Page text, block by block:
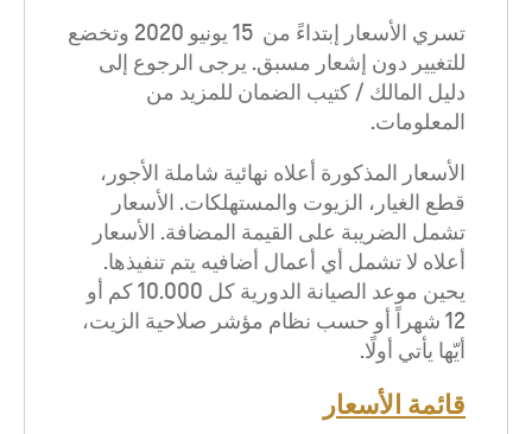
تسري الأسعار إبتداءً من 15 يونيو 2020 وتخضع
للتغيير دون إشعار مسبق. يرجى الرجوع إلى
دليل المالك / كتيب الضمان للمزيد من
المعلومات.
الأسعار المذكورة أعلاه نهائية شاملة الأجور،
قطع الغيار، الزيوت والمستهلكات. الأسعار
تشمل الضريبة على القيمة المضافة. الأسعار
أعلاه لا تشمل أي أعمال أضافيه يتم تنفيذها.
يحين موعد الصيانة الدورية كل 10.000 كم أو
12 شهراً أو حسب نظام مؤشر صلاحية الزيت،
أيّها يأتي أولًا.
قائمة الأسعار